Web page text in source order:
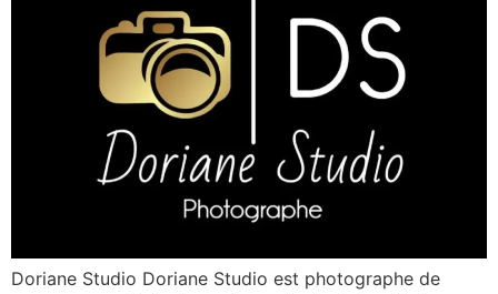
Doriane Studio Doriane Studio est photographe de